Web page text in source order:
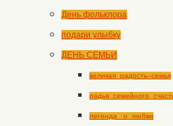
День фольклора
подари улыбку
ДЕНЬ СЕМЬИ
великая_радость–семья
легенда _о_любви